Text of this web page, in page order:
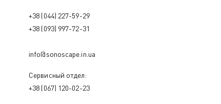
+38 (044) 227-59-29
+38 (093) 997-72-31
info@sonoscape.in.ua
Сервисный отдел:
+38 (067) 120-02-23